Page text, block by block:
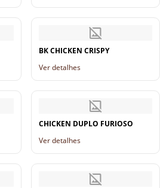
BK CHICKEN CRISPY
Ver detalhes
CHICKEN DUPLO FURIOSO
Ver detalhes